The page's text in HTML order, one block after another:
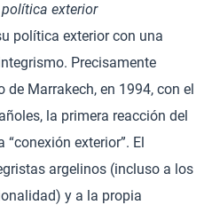
exterior
política exterior con una
Precisamente
Marrakech, en 1994, con el
la primera reacción del
exterior”. El
argelinos (incluso a los
y a la propia